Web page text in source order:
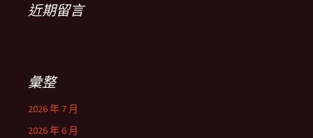
近期留言
彙整
2026 年 7 月
2026 年 6 月